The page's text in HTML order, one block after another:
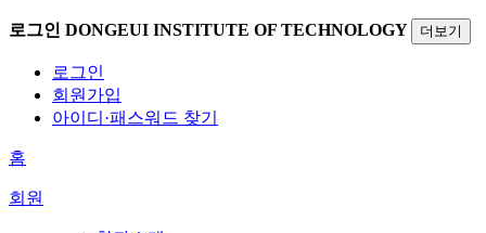
로그인 DONGEUI INSTITUTE OF TECHNOLOGY 더보기
로그인
회원가입
아이디·패스워드 찾기
홈
회원